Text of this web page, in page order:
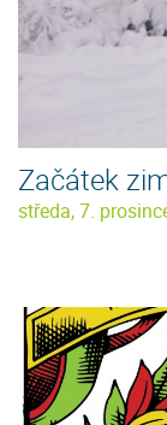
Začátek
středa, 7.